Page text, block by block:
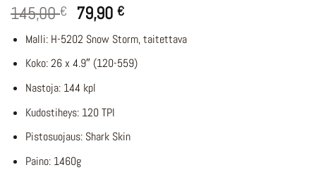
145,00€ Alkuperäinen
hinta
oli:
145,00 €.
79,90€Nykyinen
hinta
on:
79,90 €.
Malli: H-5202 Snow Storm, taitettava
Koko: 26 x 4.9″ (120-559)
Nastoja: 144 kpl
Kudostiheys: 120 TPI
Pistosuojaus: Shark Skin
Paino: 1460g